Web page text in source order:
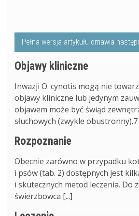
Pełna wersja artykułu omawia
Objawy kliniczne
Inwazji O. cynotis mogą nie
objawy kliniczne lub jedynym
objawem może być świąd
słuchowych (zwykle obustronny).7
Rozpoznanie
Obecnie zarówno w przypadku
i psów (tab. 2) dostępnych jest
i skutecznych metod leczenia. Do
świerzbowca [...]